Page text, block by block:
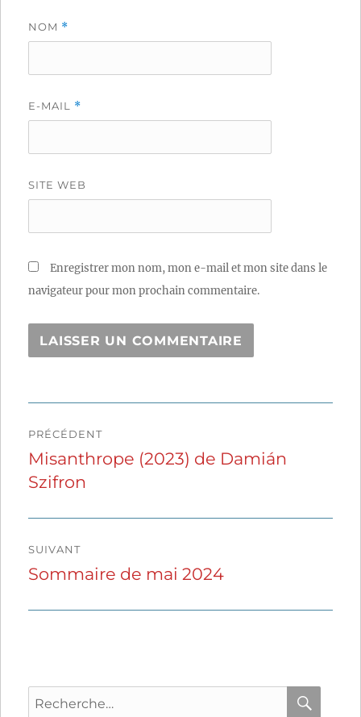
NOM *
E-MAIL *
SITE WEB
Enregistrer mon nom, mon e-mail et mon site dans le
navigateur pour mon prochain commentaire.
de
l’article
PRÉCÉDENT
Publication
précédente :
Misanthrope (2023) de Damián
Szifron
SUIVANT
Publication
Sommaire de mai 2024
Recherche